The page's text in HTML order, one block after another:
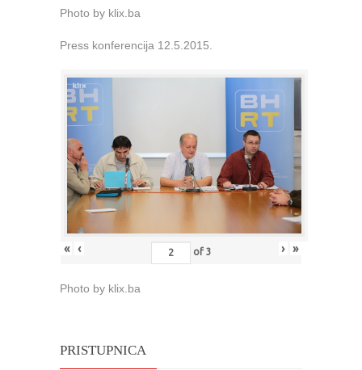
Photo by klix.ba
Press konferencija 12.5.2015.
« ‹ of 3 › »
Photo by klix.ba
PRISTUPNICA